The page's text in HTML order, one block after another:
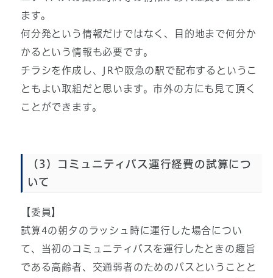
ます。
何分発という情報だけではなく、目的地まで何分か
かるという情報も必要です。
チラシを作成し、JRや阪急の駅で配布するというこ
ともよい取組だと思います。市外の方にも見て頂く
ことができます。
（3）コミュニティバス運行経費の試算につ
いて
【委員】
試算4の朝夕のラッシュ時に運行した場合につい
て、当初のコミュニティバスを運行したときの趣旨
である高齢者、交通弱者のためのバスということと